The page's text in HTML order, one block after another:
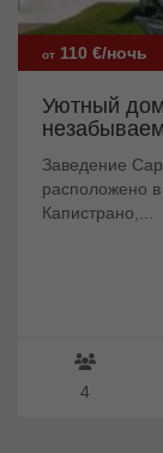
от 110 €/ночь
Уютный
Заведение
расположено
Капистрано,...
4